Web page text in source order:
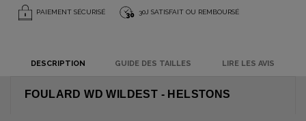
PAIEMENT SÉCURISÉ 30J SATISFAIT OU REMBOURSÉ
DESCRIPTION GUIDE DES TAILLES LIRE LES AVIS
FOULARD WD WILDEST - HELSTONS